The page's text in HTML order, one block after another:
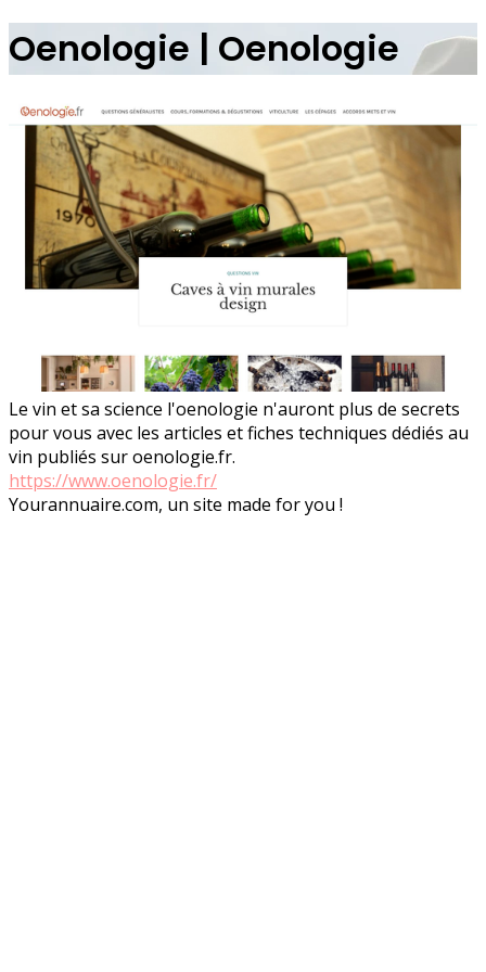
Oenologie | Oenologie
Le vin et sa science l'oenologie n'auront plus de secrets
pour vous avec les articles et fiches techniques dédiés au
vin publiés sur oenologie.fr.
https://www.oenologie.fr/
Yourannuaire.com, un site made for you !